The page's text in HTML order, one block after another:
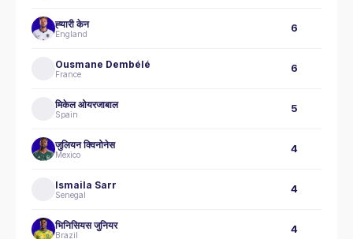
ह्‍यारी केन
England 6
Ousmane Dembélé
France 6
मिकेल ओयरजाबाल
Spain 5
जुलियन क्विनोनेस
Mexico 4
Ismaila Sarr
Senegal 4
भिनिसियस जुनियर
Brazil 4